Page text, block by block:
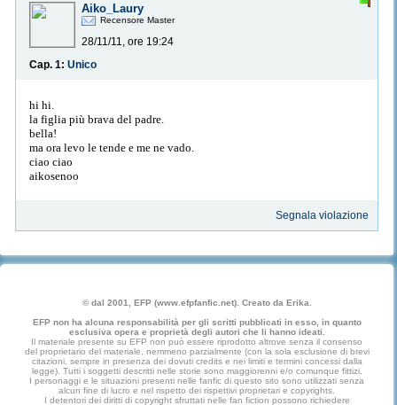
Aiko_Laury
Recensore Master
28/11/11, ore 19:24
Cap. 1: Unico
hi hi.
la figlia più brava del padre.
bella!
ma ora levo le tende e me ne vado.
ciao ciao
aikosenoo
Segnala violazione
© dal 2001, EFP (www.efpfanfic.net). Creato da Erika.
EFP non ha alcuna responsabilità per gli scritti pubblicati in esso, in quanto
esclusiva opera e proprietà degli autori che li hanno ideati.
Il materiale presente su EFP non può essere riprodotto altrove senza il consenso
del proprietario del materiale, nemmeno parzialmente (con la sola esclusione di brevi
citazioni, sempre in presenza dei dovuti credits e nei limiti e termini concessi dalla
legge). Tutti i soggetti descritti nelle storie sono maggiorenni e/o comunque fittizi.
I personaggi e le situazioni presenti nelle fanfic di questo sito sono utilizzati senza
alcun fine di lucro e nel rispetto dei rispettivi proprietari e copyrights.
I detentori dei diritti di copyright sfruttati nelle fan fiction possono richiedere